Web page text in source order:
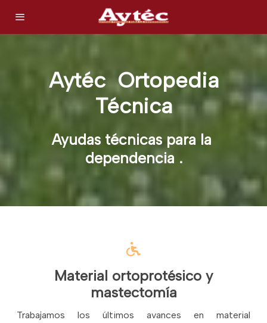
Aytéc Ortopedia
Técnica
Ayudas técnicas para la
dependencia .
Material ortoprotésico y
mastectomía
Trabajamos los últimos avances en material